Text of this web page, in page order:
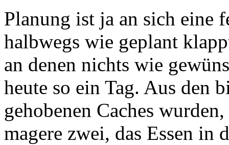
Planung ist ja an sich eine
halbwegs wie geplant
an denen nichts wie
heute so ein Tag. Aus den
gehobenen Caches
magere zwei, das Essen in